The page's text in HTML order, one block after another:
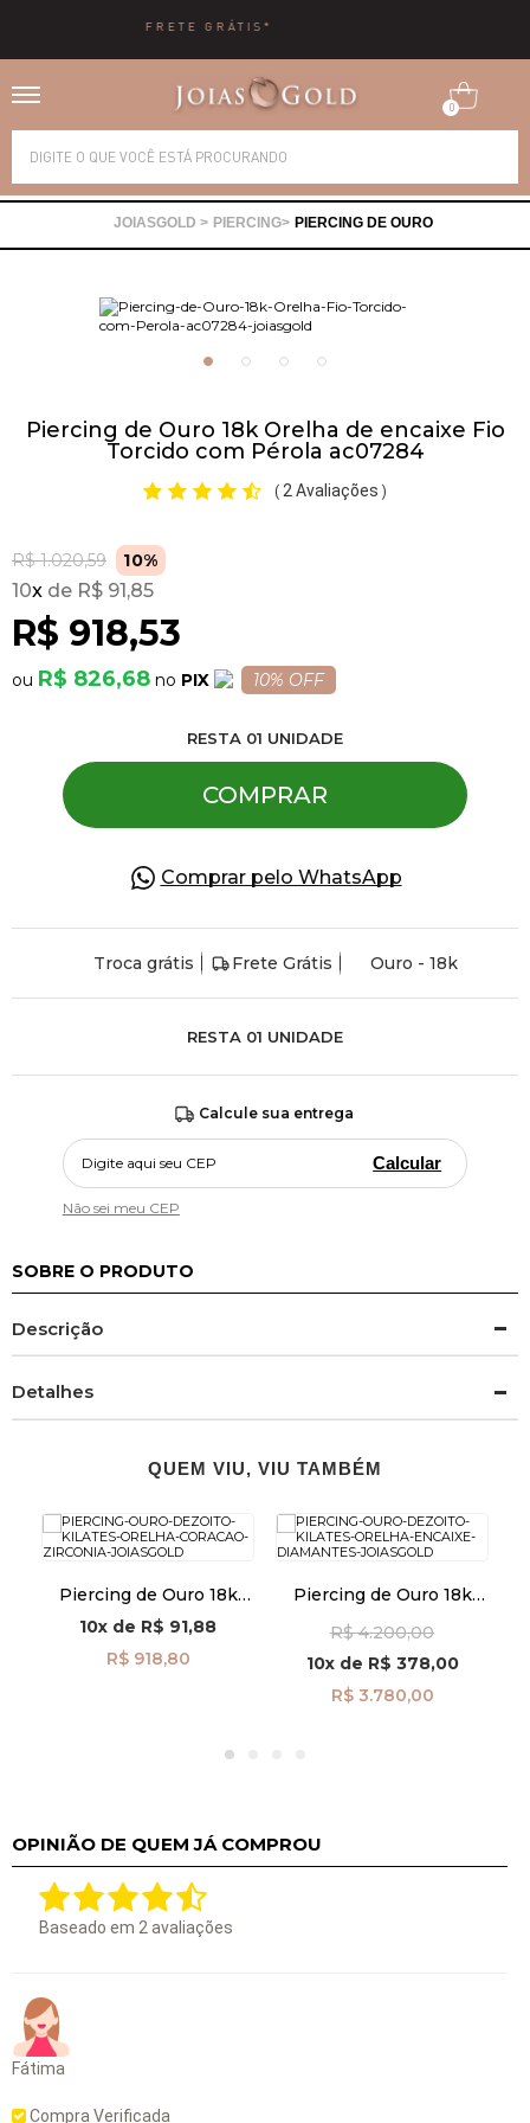
10X SEM JUROS
0
PIERCING PIERCING DE OURO
Piercing de Ouro 18k Orelha de encaixe Fio
Torcido com Pérola ac07284
( 2 Avaliações )
R$ 1.020,59 10%
R$ 918,53
10x R$ 91,85
R$ 826,68 PIX 10% OFF
RESTA 01 UNIDADE
COMPRAR
Comprar pelo WhatsApp
Troca grátis Frete Grátis Ouro - 18k
RESTA 01 UNIDADE
Calcule sua entrega
Calcular
Não sei meu CEP
SOBRE O PRODUTO
Descrição
Detalhes
QUEM VIU, VIU TAMBÉM
Piercing de Ouro 18k
Orelha Coração com
Zircônia ac07866
10x de R$ 91,88
R$ 918,80
Piercing de Ouro 18k
Diamantes ac07696
R$ 4.200,00
10xde R$ 378,00
R$ 3.780,00
OPINIÃO DE QUEM JÁ COMPROU
Baseado em 2avaliações
Fátima
Compra Verificada
Alianças
Brincos
Gargantilhas
Pulseiras
Piercing
Pedras Preciosas
Presente
OFERTAS